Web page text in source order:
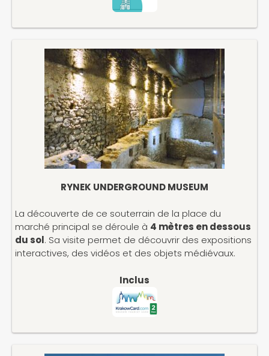
RYNEK UNDERGROUND MUSEUM
La découverte de ce souterrain de la place du
marché principal se déroule à 4 mètres en dessous
du sol. Sa visite permet de découvrir des expositions
interactives, des vidéos et des objets médiévaux.
Inclus